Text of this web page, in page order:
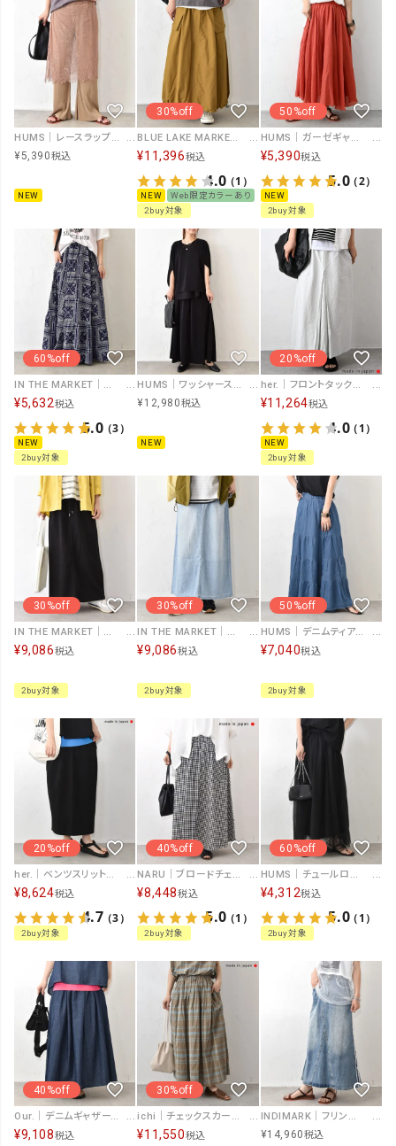
HUMS｜レースラップスカート [[C-5163]][C]
¥5,390税込
NEW
30%off
BLUE LAKE MARKET｜ドロストバルーンスカート [[B-529005]][C]
¥11,396税込
4.0（1）
NEW
Web限定カラーあり
2buy対象
50%off
HUMS｜ガーゼギャザースカート [[60463061]][C]
¥5,390税込
5.0（2）
NEW
2buy対象
60%off
IN THE MARKET｜総柄切替スカート [[C-2564]][C]
¥5,632税込
5.0（3）
NEW
2buy対象
HUMS｜ワッシャーストレッチスカートセットアップ [[RNK-2672]][C]
¥12,980税込
NEW
20%off
her.｜フロントタックスカート [[MA-529003]][C]
¥11,264税込
4.0（1）
NEW
2buy対象
30%off
IN THE MARKET｜台形スカート [[C-2621]][C]
¥9,086税込
2buy対象
30%off
IN THE MARKET｜デニムスカート [[C-2622]][C]
¥9,086税込
2buy対象
50%off
HUMS｜デニムティアードスカート [[C-5160]][C]
¥7,040税込
2buy対象
20%off
her.｜ベンツスリットタイトスカート [[MA-35903]][C]
¥8,624税込
4.7（3）
2buy対象
40%off
NARU｜ブロードチェックノッポスカート(9分丈) [[672506]][C]
¥8,448税込
5.0（1）
2buy対象
60%off
HUMS｜チュールロングスカート [[SAT-0046]][C]
¥4,312税込
5.0（1）
2buy対象
40%off
Our.｜デニムギャザースカート [[131383H]][C]
¥9,108税込
30%off
ichi｜チェックスカート [[251205]][C]
¥11,550税込
INDIMARK｜フリンジスカート [[WJ177]][C]
¥14,960税込